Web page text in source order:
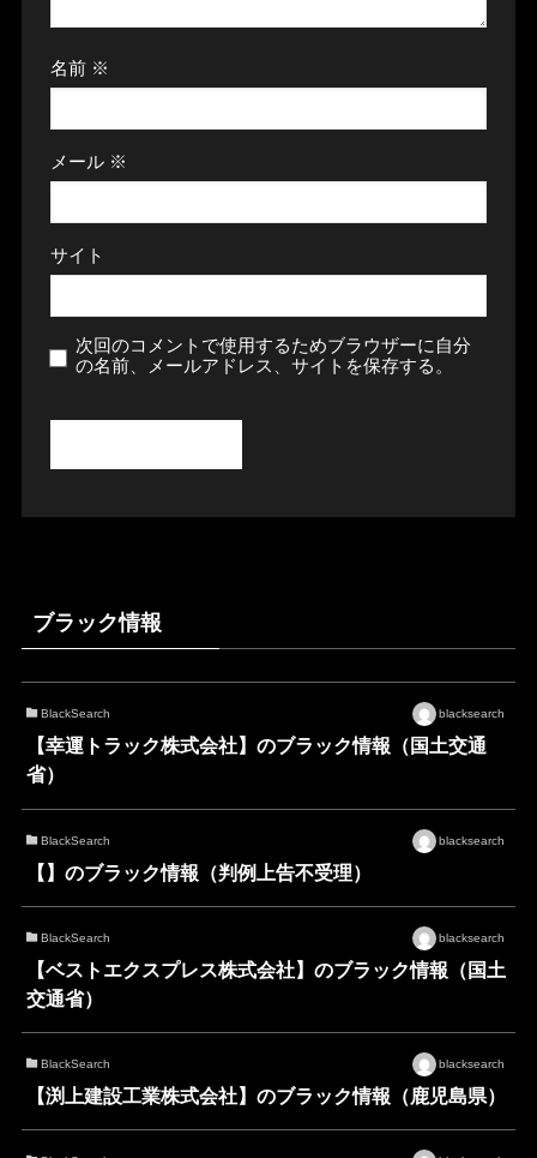
名前 ※
メール ※
サイト
次回のコメントで使用するためブラウザーに自分
の名前、メールアドレス、サイトを保存する。
ブラック情報
BlackSearch blacksearch
【幸運トラック株式会社】のブラック情報（国土交通
省）
BlackSearch blacksearch
【】のブラック情報（判例上告不受理）
BlackSearch blacksearch
【ベストエクスプレス株式会社】のブラック情報（国土
交通省）
BlackSearch blacksearch
【渕上建設工業株式会社】のブラック情報（鹿児島県）